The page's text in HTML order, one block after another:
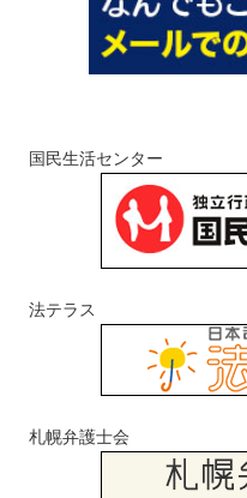
国民生活センター
法テラス
札幌弁護士会